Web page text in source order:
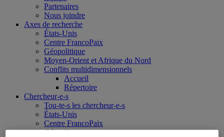
Partenaires
Nous joindre
Axes de recherche
États-Unis
Centre FrancoPaix
Géopolitique
Moyen-Orient et Afrique du Nord
Conflits multidimensionnels
Accueil
Répertoire
Chercheur-e-s
Tou-te-s les chercheur-e-s
États-Unis
Centre FrancoPaix
Géopolitique